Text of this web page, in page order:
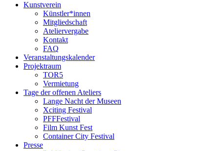
Kunstverein
Künstler*innen
Mitgliedschaft
Ateliervergabe
Kontakt
FAQ
Veranstaltungskalender
Projektraum
TOR5
Vermietung
Tage der offenen Ateliers
Lange Nacht der Museen
Xciting Festival
PFFFestival
Film Kunst Fest
Container City Festival
Presse